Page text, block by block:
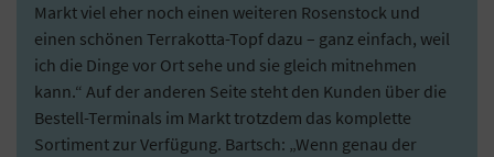
Markt viel eher noch einen weiteren Rosenstock und
einen schönen Terrakotta-Topf dazu – ganz einfach, weil
ich die Dinge vor Ort sehe und sie gleich mitnehmen
kann.“ Auf der anderen Seite steht den Kunden über die
Bestell-Terminals im Markt trotzdem das komplette
Sortiment zur Verfügung. Bartsch: „Wenn genau der